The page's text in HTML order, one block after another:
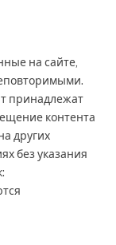
на сайте,
принадлежат
контента
других
без указания